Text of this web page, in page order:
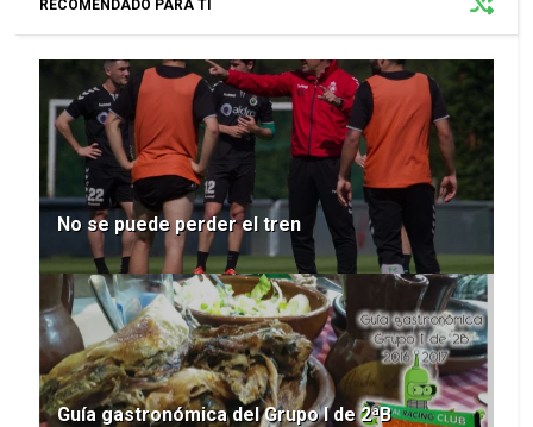
RECOMENDADO PARA TI
No se puede perder el tren
Guía gastronómica del Grupo I de 2ªB